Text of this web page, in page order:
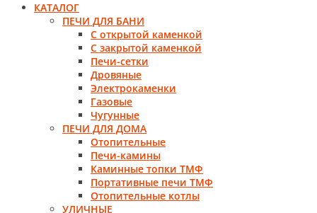
КАТАЛОГ
ПЕЧИ ДЛЯ БАНИ
С открытой каменкой
С закрытой каменкой
Печи-сетки
Дровяные
Электрокаменки
Газовые
Чугунные
ПЕЧИ ДЛЯ ДОМА
Отопительные
Печи-камины
Каминные топки ТМФ
Портативные печи ТМФ
Отопительные котлы
УЛИЧНЫЕ